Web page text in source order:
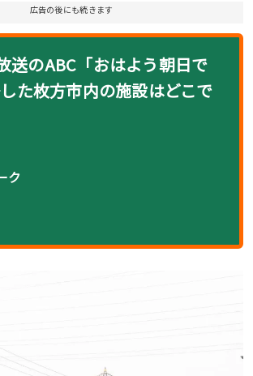
広告の後にも続きます
送のABC「おはよう朝日で
た枚方市内の施設はどこで
ク